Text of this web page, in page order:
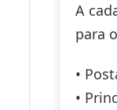
A
para
•
•